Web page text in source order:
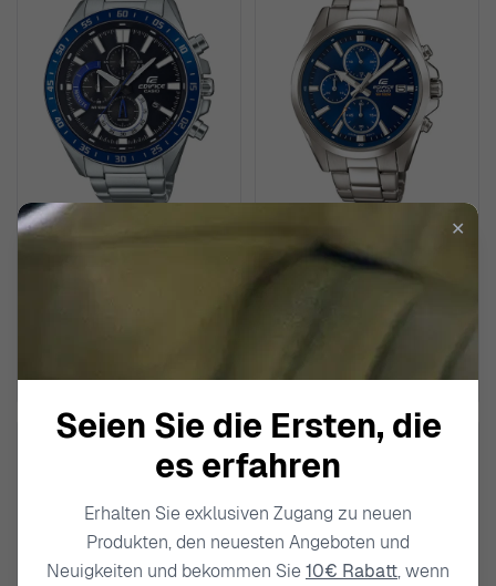
CASIO
Chronograph 'Edifice' Herren
119,00 €
✕
Seien Sie die Ersten, die
es erfahren
Erhalten Sie exklusiven Zugang zu neuen
Produkten, den neuesten Angeboten und
Neuigkeiten und bekommen Sie10€ Rabatt, wenn